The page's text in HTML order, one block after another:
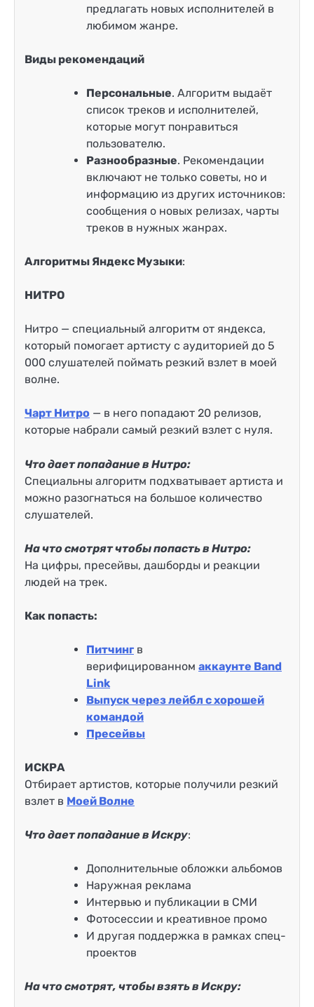
предлагать новых исполнителей в
любимом жанре.
Виды рекомендаций
Персональные. Алгоритм выдаёт
список треков и исполнителей,
которые могут понравиться
пользователю.
Разнообразные. Рекомендации
включают не только советы, но и
информацию из других источников:
сообщения о новых релизах, чарты
треков в нужных жанрах.
Алгоритмы Яндекс Музыки:
НИТРО
Нитро — специальный алгоритм от яндекса,
который помогает артисту с аудиторией до 5
000 слушателей поймать резкий взлет в моей
волне.
Чарт Нитро — в него попадают 20 релизов,
которые набрали самый резкий взлет с нуля.
Что дает попадание в Нитро:
Специальны алгоритм подхватывает артиста и
можно разогнаться на большое количество
слушателей.
На что смотрят чтобы попасть в Нитро:
На цифры, пресейвы, дашборды и реакции
людей на трек.
Как попасть:
Питчинг в
верифицированном аккаунте Band
Link
Выпуск через лейбл с хорошей
командой
Пресейвы
ИСКРА
Отбирает артистов, которые получили резкий
взлет в Моей Волне
Что дает попадание в Искру:
Дополнительные обложки альбомов
Наружная реклама
Интервью и публикации в СМИ
Фотосессии и креативное промо
И другая поддержка в рамках спец-
проектов
На что смотрят, чтобы взять в Искру: